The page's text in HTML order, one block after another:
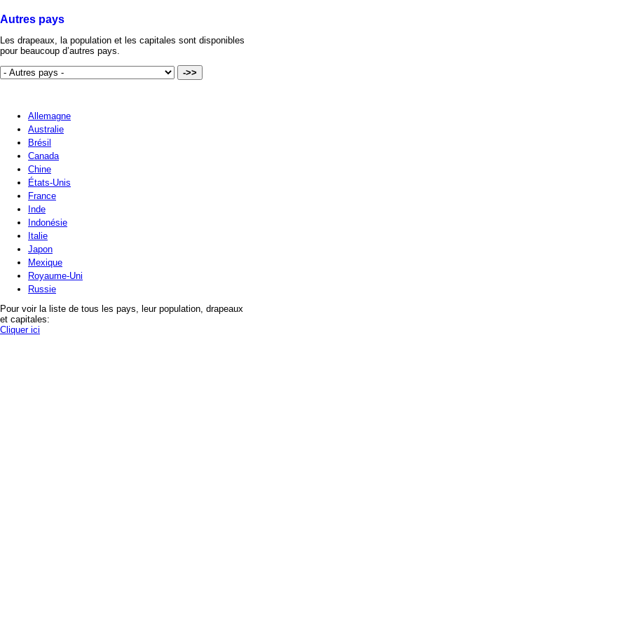
Autres pays
Les drapeaux, la population et les capitales sont disponibles
pour beaucoup d’autres pays.
Allemagne
Australie
Brésil
Canada
Chine
États-Unis
France
Inde
Indonésie
Italie
Japon
Mexique
Royaume-Uni
Russie
Pour voir la liste de tous les pays, leur population, drapeaux
et capitales:
Cliquer ici